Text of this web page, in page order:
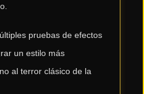
pruebas de efectos
un estilo más
al terror clásico de la